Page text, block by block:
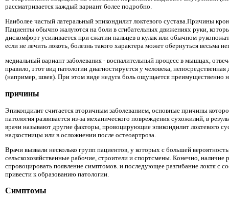
рассматривается каждый вариант более подробно.
Наиболее частый латеральный эпикондилит локтевого сустава.Причины
Пациенты обычно жалуются на боли в сгибательных движениях руки,
дискомфорт усиливается при сжатии пальцев в кулак или обычном
если не лечить локоть, болезнь такого характера может обернуться весьма
медиальный вариант заболевания - воспалительный процесс в мышцах,
правило, этот вид патологии диагностируется у человека,
(например, швея). При этом виде недуга боль ощущается преимущественно
причины
Эпикондилит считается вторичным заболеванием, основные причины
патология развивается из-за механического повреждения сухожилий, в
врачи называют другие факторы, провоцирующие эпикондилит локтевого
надкостницы или в осложнении после остеоартроза.
Врачи вызвали несколько групп пациентов, у которых с большей
сельскохозяйственные рабочие, строители и спортсмены. Конечно,
спровоцировать появление симптомов. и последующее разгибание локтя с
привести к образованию патологии.
Симптомы